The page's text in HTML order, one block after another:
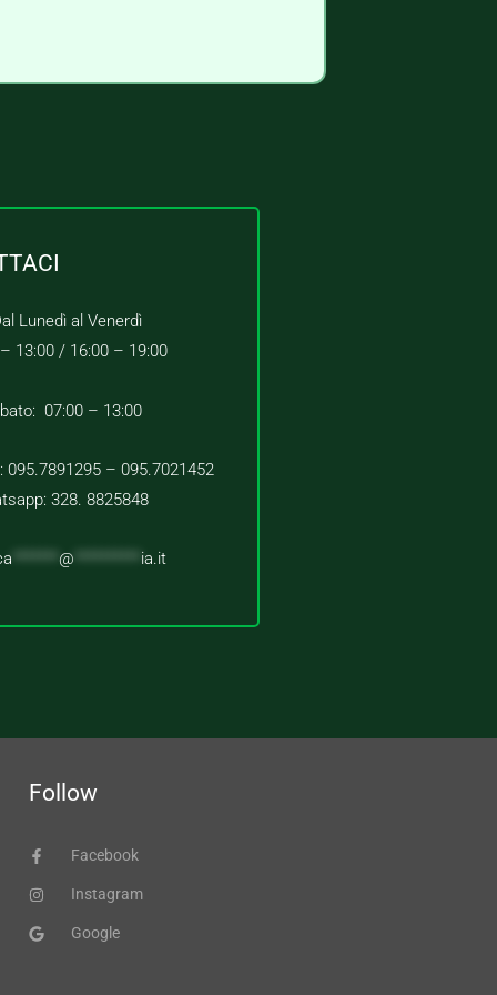
Lunedì al Venerdì
13:00 / 16:00 – 19:00
07:00 – 13:00
095.7891295 – 095.7021452
328. 8825848
*******@ ia.it
Follow
Facebook
Instagram
Google